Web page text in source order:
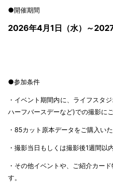
●開催期間
2026年4月1日（水）～
●参加条件
・イベント期間内に、ライフスタ
ハーフバースデーなど)での撮影に
・85カット原本データをご購入い
・撮影当日もしくは撮影後1週間以
・その他イベントや、ご紹介カー
す。